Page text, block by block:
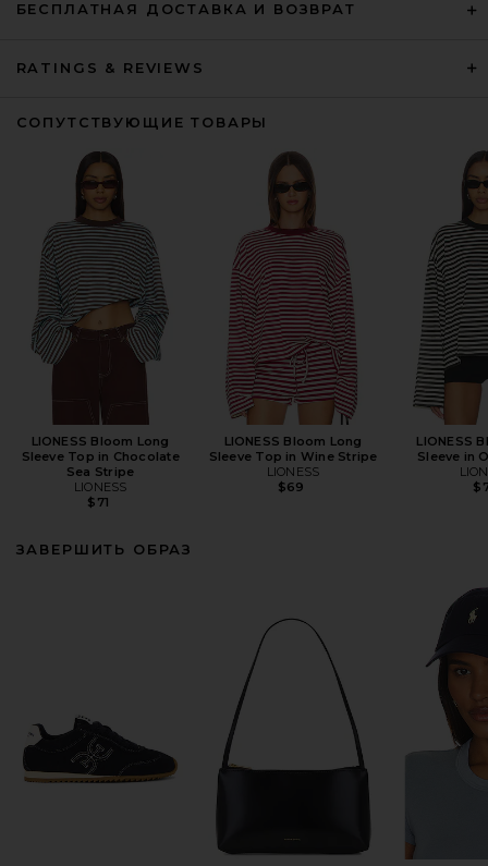
БЕСПЛАТНАЯ ДОСТАВКА И ВОЗВРАТ
RATINGS & REVIEWS
СОПУТСТВУЮЩИЕ ТОВАРЫ
LIONESS Bloom Long
Sleeve Top in Chocolate
Sea Stripe
LIONESS
$71
LIONESS Bloom Long
Sleeve Top in Wine Stripe
LIONESS
$69
LIONESS
Sleeve in
ЗАВЕРШИТЬ ОБРАЗ